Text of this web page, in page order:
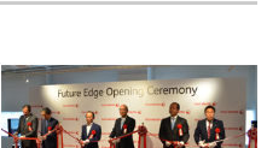
デジタル印刷
印刷通販
イベント 信用情報
業界